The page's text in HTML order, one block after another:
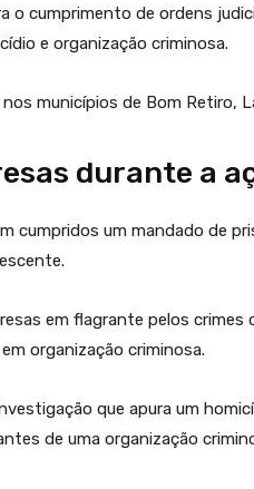
o cumprimento de ordens
e organização criminosa.
municípios de Bom Retiro,
durante a
cumpridos um mandado de
em flagrante pelos crimes
organização criminosa.
que apura um
de uma organização